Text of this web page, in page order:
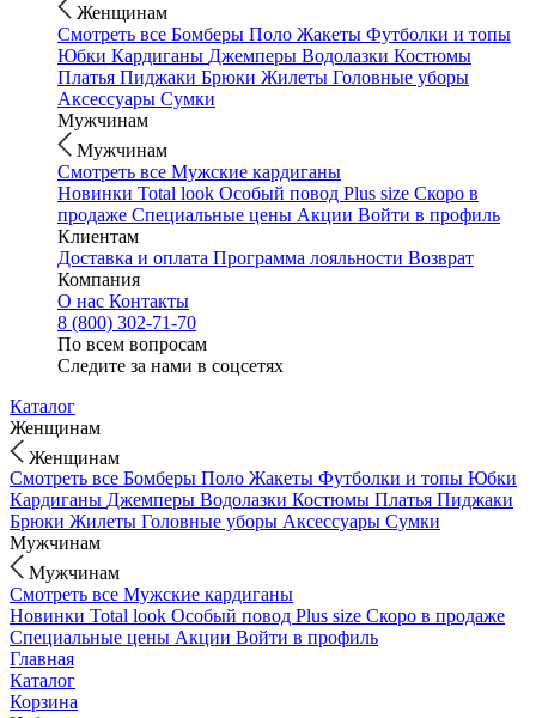
Женщинам
Смотреть все Бомберы Поло Жакеты Футболки и топы
Юбки Кардиганы Джемперы Водолазки Костюмы
Платья Пиджаки Брюки Жилеты Головные уборы
Аксессуары Сумки
Мужчинам
Мужчинам
Смотреть все Мужские кардиганы
Новинки Total look Особый повод Plus size Скоро в
продаже Специальные цены Акции Войти в профиль
Клиентам
Доставка и оплата Программа лояльности Возврат
Компания
О нас Контакты
8 (800) 302-71-70
По всем вопросам
Следите за нами в соцсетях
Каталог
Женщинам
Женщинам
Смотреть все Бомберы Поло Жакеты Футболки и топы Юбки
Кардиганы Джемперы Водолазки Костюмы Платья Пиджаки
Брюки Жилеты Головные уборы Аксессуары Сумки
Мужчинам
Мужчинам
Смотреть все Мужские кардиганы
Новинки Total look Особый повод Plus size Скоро в продаже
Специальные цены Акции Войти в профиль
Главная
Каталог
Корзина